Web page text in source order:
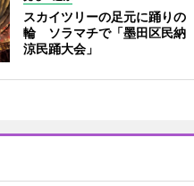
スカイツリーの足元に踊りの
輪 ソラマチで「墨田区民納
涼民踊大会」